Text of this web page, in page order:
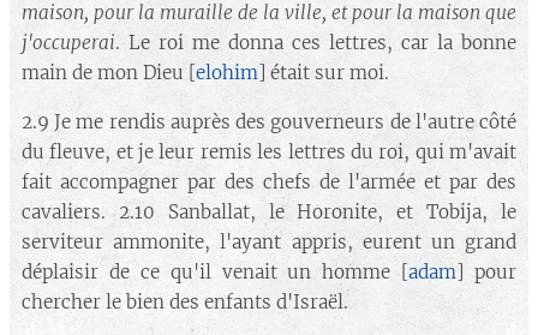
maison, pour la muraille de la ville, et pour la maison que
j'occuperai. Le roi me donna ces lettres, car la bonne
main de mon Dieu [elohim] était sur moi.
2.9 Je me rendis auprès des gouverneurs de l'autre côté
du fleuve, et je leur remis les lettres du roi, qui m'avait
fait accompagner par des chefs de l'armée et par des
cavaliers. 2.10 Sanballat, le Horonite, et Tobija, le
serviteur ammonite, l'ayant appris, eurent un grand
déplaisir de ce qu'il venait un homme [adam] pour
chercher le bien des enfants d'Israël.